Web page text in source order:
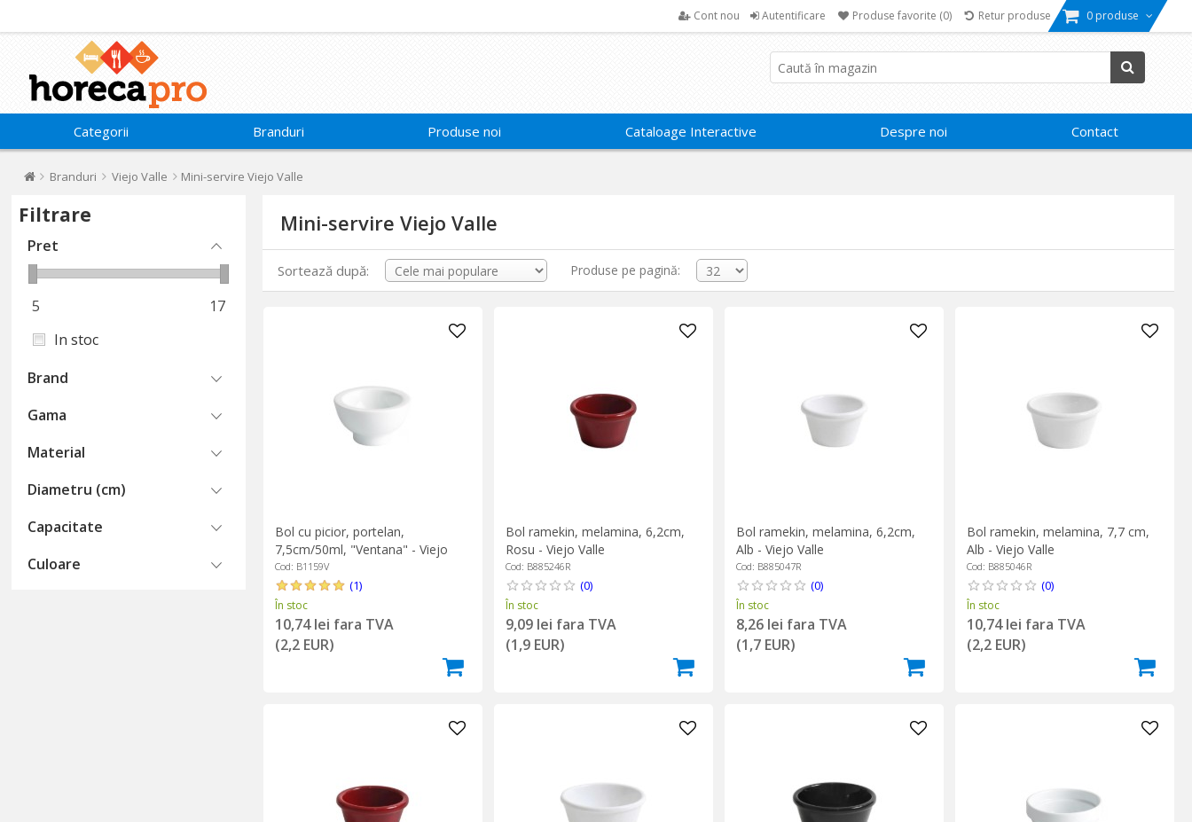
Cont nou Autentificare Produse favorite (0) Retur produse 0 produse
Categorii Branduri Produse noi Cataloage Interactive Despre noi Contact
Branduri Viejo Valle Mini-servire Viejo Valle
Filtrare
Pret
5
17
In stoc
Brand
Gama
Material
Diametru (cm)
Capacitate
Culoare
Mini-servire Viejo Valle
Sortează după: Produse pe pagină:
Bol cu picior, portelan,
7,5cm/50ml, "Ventana" - Viejo
Valle
Cod: B1159V
(1)
În stoc
10,74 lei fara TVA
(2,2 EUR)
Bol ramekin, melamina, 6,2cm,
Rosu - Viejo Valle
Cod: B885246R
(0)
În stoc
9,09 lei fara TVA
(1,9 EUR)
Bol ramekin, melamina, 6,2cm,
Alb - Viejo Valle
Cod: B885047R
(0)
În stoc
8,26 lei fara TVA
(1,7 EUR)
Bol ramekin, melamina, 7,7 cm,
Alb - Viejo Valle
Cod: B885046R
(0)
În stoc
10,74 lei fara TVA
(2,2 EUR)